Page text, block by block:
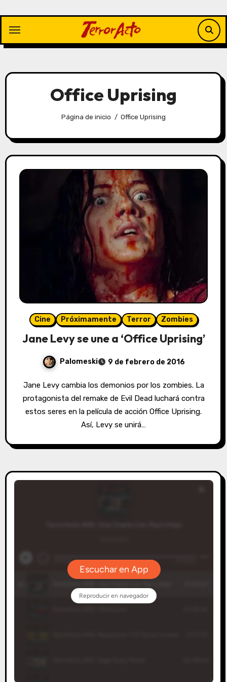
contenido
Office Uprising
Página de inicio Office Uprising
Cine Próximamente Terror Zombies
Jane Levy se une a ‘Office Uprising’
Palomeski 9 de febrero de 2016
Jane Levy cambia los demonios por los zombies. La
protagonista del remake de Evil Dead luchará contra
estos seres en la película de acción Office Uprising.
Así, Levy se unirá…